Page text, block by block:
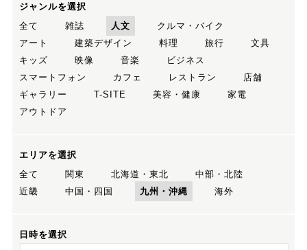
ジャンルを選択
全て
雑誌 人文
クルマ・バイク
アート
建築デザイン 料理 旅行
文具
キッズ
映像 音楽
ビジネス
スマートフォン
カフェ レストラン
店舗
ギャラリー
T-SITE 美容・健康
家電
アウトドア
エリアを選択
全て
関東 北海道・東北
中部・北陸
近畿
中国・四国 九州・沖縄 海外
日時を選択